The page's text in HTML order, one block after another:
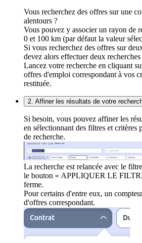
Vous recherchez des offres sur une
alentours ?
Vous pouvez y associer un rayon de
0 et 100 km (par défaut la valeur
Si vous recherchez des offres sur
devez alors effectuer deux recherches
Lancez votre recherche en cliquant
offres d'emploi correspondant à vos
restituée.
2. Affiner les résultats de votre
Si besoin, vous pouvez affiner les
en sélectionnant des filtres et critères
de recherche.
La recherche est relancée avec le
le bouton « APPLIQUER LE
ferme.
Pour certains d'entre eux, un
d'offres correspondant.